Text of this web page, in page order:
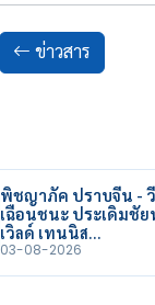
ข่าวสาร
พิชญาภัค ปราบจีน -
เฉือนชนะ ประเดิมชัย
เวิลด์ เทนนิส…
03-08-2026